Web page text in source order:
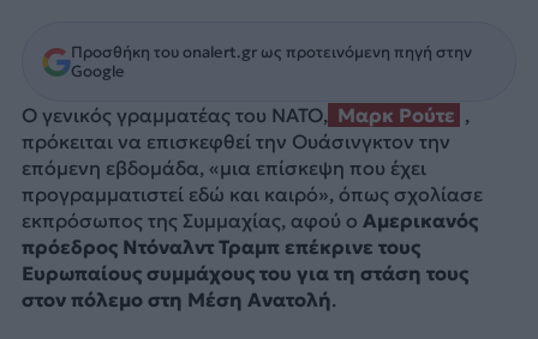
Προσθήκη του onalert.gr ως προτεινόμενη πηγή στην
Google
Ο γενικός γραμματέας του NATO, Μαρκ Ρούτε ,
πρόκειται να επισκεφθεί την Ουάσινγκτον την
επόμενη εβδομάδα, «μια επίσκεψη που έχει
προγραμματιστεί εδώ και καιρό», όπως σχολίασε
εκπρόσωπος της Συμμαχίας, αφού ο Αμερικανός
πρόεδρος Ντόναλντ Τραμπ επέκρινε τους
Ευρωπαίους συμμάχους του για τη στάση τους
στον πόλεμο στη Μέση Ανατολή.